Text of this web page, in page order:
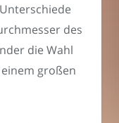
des
die Wahl
großen